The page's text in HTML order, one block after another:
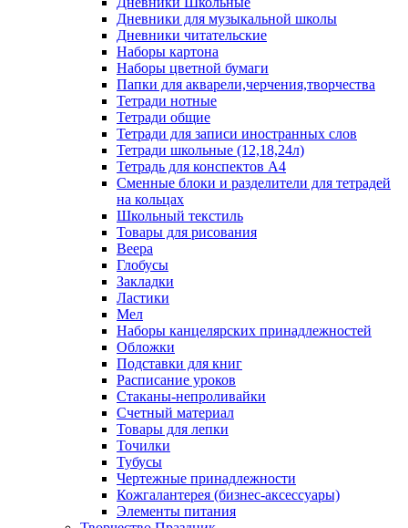
Дневники для музыкальной школы
Дневники читательские
Наборы картона
Наборы цветной бумаги
Папки для акварели,черчения,творчества
Тетради нотные
Тетради общие
Тетради для записи иностранных слов
Тетради школьные (12,18,24л)
Тетрадь для конспектов А4
Сменные блоки и разделители для тетрадей
на кольцах
Школьный текстиль
Товары для рисования
Веера
Глобусы
Закладки
Ластики
Мел
Наборы канцелярских принадлежностей
Обложки
Подставки для книг
Расписание уроков
Стаканы-непроливайки
Счетный материал
Товары для лепки
Точилки
Тубусы
Чертежные принадлежности
Кожгалантерея (бизнес-аксессуары)
Элементы питания